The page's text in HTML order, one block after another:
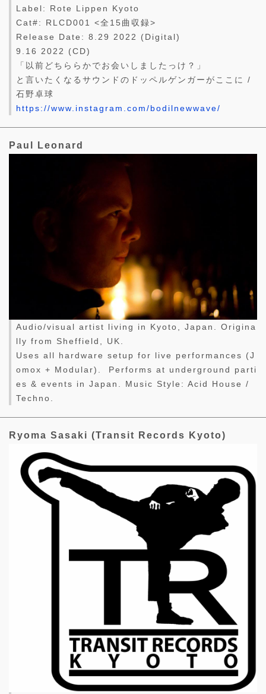
Label: Rote Lippen Kyoto
Cat#: RLCD001 <全15曲収録>
Release Date: 8.29 2022 (Digital)
9.16 2022 (CD)
「以前どちららかでお会いしましたっけ？」
と言いたくなるサウンドのドッペルゲンガーがここに /
石野卓球
https://www.instagram.com/bodilnewwave/
Paul Leonard
Audio/visual artist living in Kyoto, Japan. Origina
lly from Sheffield, UK.
Uses all hardware setup for live performances (J
omox + Modular). Performs at underground parti
es & events in Japan. Music Style: Acid House /
Techno.
Ryoma Sasaki (Transit Records Kyoto)